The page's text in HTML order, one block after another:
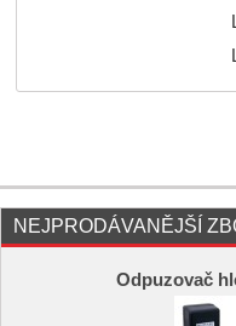
NEJPRODÁVANĚJŠÍ
Odpuzovač